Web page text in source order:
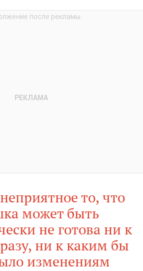
то, что
может быть
не готова ни к
ни к каким бы
изменениям